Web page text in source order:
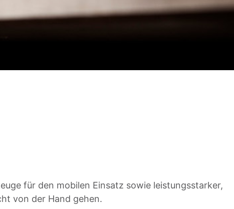
für den mobilen Einsatz sowie leistungsstarker,
von der Hand gehen.